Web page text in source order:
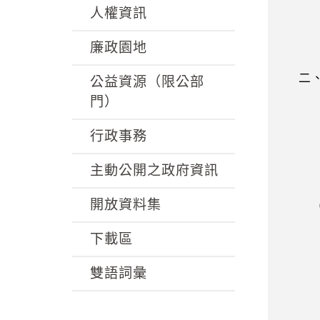
人權資訊
廉政園地
公益資源（限公部
門）
行政事務
主動公開之政府資訊
開放資料集
下載區
雙語詞彙
二
說
（
，
號